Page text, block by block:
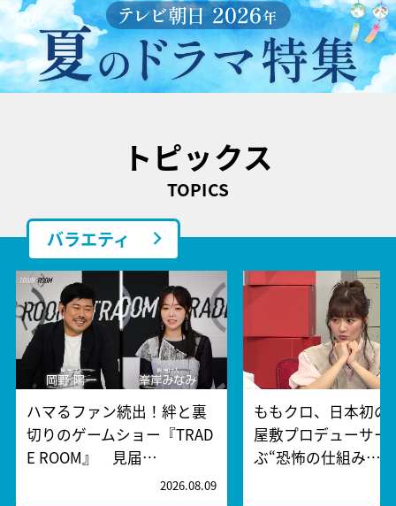
トピックス
TOPICS
バラエティ
ハマるファン続出！絆と裏
切りのゲームショー『TRAD
E ROOM』 見届…
2026.08.09
ももクロ、日本初の
屋敷プロデューサー
ぶ“恐怖の仕組み…